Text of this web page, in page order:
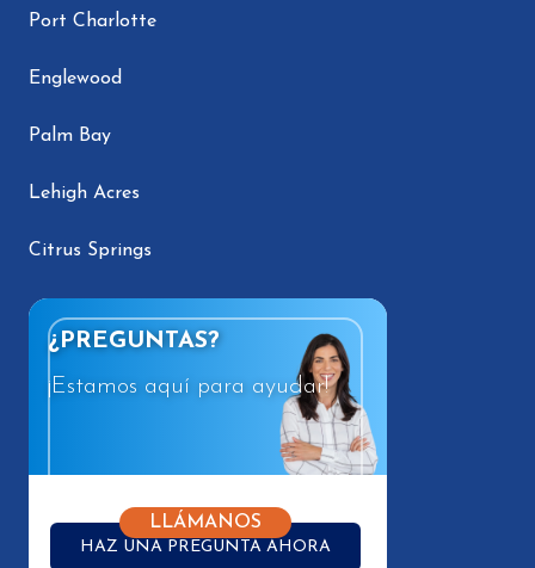
Port Charlotte
Englewood
Palm Bay
Lehigh Acres
Citrus Springs
¿PREGUNTAS?
¡Estamos aquí para ayudar!
HAZ UNA PREGUNTA AHORA
LLÁMANOS